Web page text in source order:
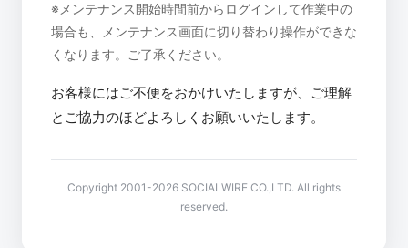
※メンテナンス開始時間前からログインして作業中の
場合も、メンテナンス画面に切り替わり操作ができな
くなります。ご了承ください。
お客様にはご不便をおかけいたしますが、ご理解
とご協力のほどよろしくお願いいたします。
Copyright 2001-2026 SOCIALWIRE CO.,LTD. All rights
reserved.